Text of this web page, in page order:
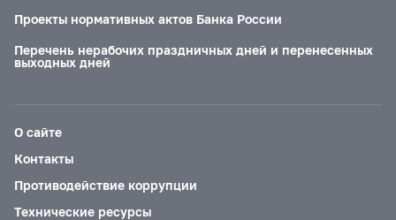
Проекты нормативных актов Банка России
Перечень нерабочих праздничных дней и перенесенных
выходных дней
О сайте
Контакты
Противодействие коррупции
Технические ресурсы